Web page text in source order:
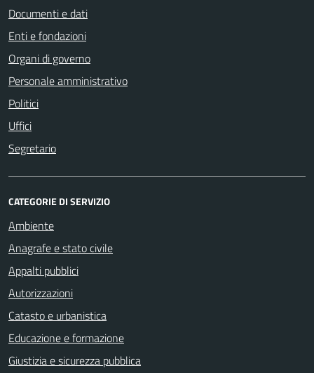
Documenti e dati
Enti e fondazioni
Organi di governo
Personale amministrativo
Politici
Uffici
Segretario
CATEGORIE DI SERVIZIO
Ambiente
Anagrafe e stato civile
Appalti pubblici
Autorizzazioni
Catasto e urbanistica
Educazione e formazione
Giustizia e sicurezza pubblica